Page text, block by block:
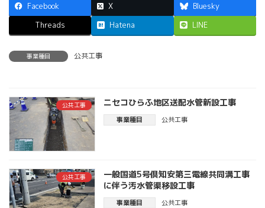
Facebook X
Bluesky
Threads
Hatena LINE
事業種目 公共工事
公共工事 ニセコひらふ地区送配水管新設工事
事業種目 公共工事
公共工事
一般国道5号倶知安第三電線共同溝工事
に伴う汚水管渠移設工事
事業種目 公共工事